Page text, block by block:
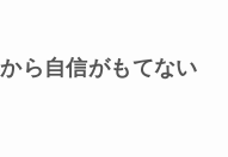
ら自信がもてない